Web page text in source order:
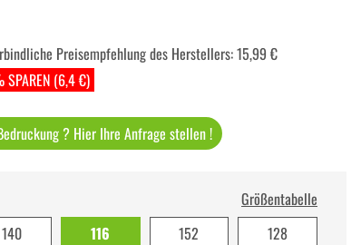
(6,4 €)
Preisempfehlung des Herstellers:15,99 €
? Hier Ihre Anfrage stellen !
Größentabelle
140 116 152
128